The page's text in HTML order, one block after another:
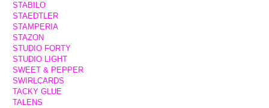
STABILO
STAEDTLER
STAMPERIA
STAZON
STUDIO FORTY
STUDIO LIGHT
SWEET & PEPPER
SWIRLCARDS
TACKY GLUE
TALENS